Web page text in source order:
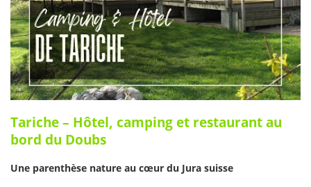
Tariche – Hôtel, camping et restaurant au
bord du Doubs
Une parenthèse nature au cœur du Jura suisse